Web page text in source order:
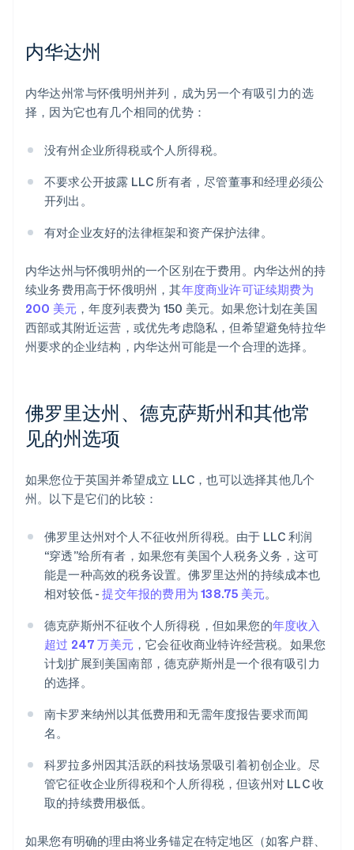
内华达州
内华达州常与怀俄明州并列，成为另一个有吸引力的选
择，因为它也有几个相同的优势：
没有州企业所得税或个人所得税。
不要求公开披露 LLC 所有者，尽管董事和经理必须公
开列出。
有对企业友好的法律框架和资产保护法律。
内华达州与怀俄明州的一个区别在于费用。内华达州的持
续业务费用高于怀俄明州，其年度商业许可证续期费为
200 美元 ，年度列表费为 150 美元。如果您计划在美国
西部或其附近运营，或优先考虑隐私，但希望避免特拉华
州要求的企业结构，内华达州可能是一个合理的选择。
佛罗里达州、德克萨斯州和其他常
见的州选项
如果您位于英国并希望成立 LLC，也可以选择其他几个
州。以下是它们的比较：
佛罗里达州对个人不征收州所得税。由于 LLC 利润
“穿透”给所有者，如果您有美国个人税务义务，这可
能是一种高效的税务设置。佛罗里达州的持续成本也
相对较低 -提交年报的费用为 138.75 美元。
德克萨斯州不征收个人所得税，但如果您的年度收入
超过 247 万美元 ，它会征收商业特许经营税。如果您
计划扩展到美国南部，德克萨斯州是一个很有吸引力
的选择。
南卡罗来纳州以其低费用和无需年度报告要求而闻
名。
科罗拉多州因其活跃的科技场景吸引着初创企业。尽
管它征收企业所得税和个人所得税，但该州对 LLC 收
取的持续费用极低。
如果您有明确的理由将业务锚定在特定地区（如客户群、